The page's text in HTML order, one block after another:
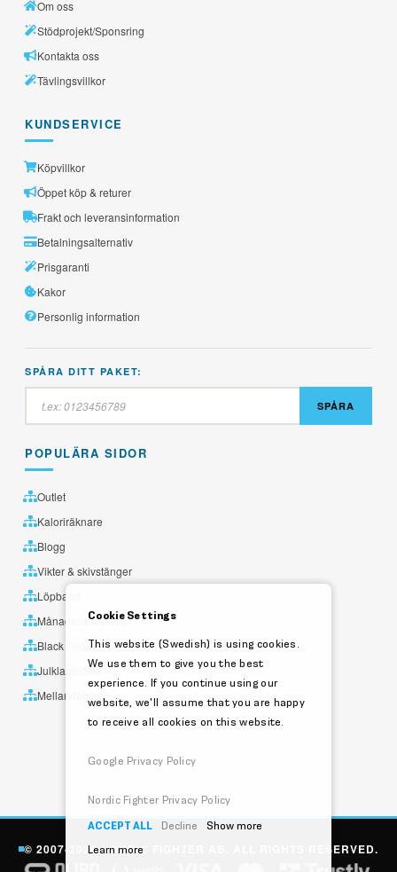
Om oss
Stödprojekt/Sponsring
Kontakta oss
Tävlingsvillkor
KUNDSERVICE
Köpvillkor
Öppet köp & returer
Frakt och leveransinformation
Betalningsalternativ
Prisgaranti
Kakor
Personlig information
SPÅRA DITT PAKET:
SPÅRA
POPULÄRA SIDOR
Outlet
Kaloriräknare
Blogg
Vikter & skivstänger
Löpband
Månadens utvalda
Black Friday
Julklappstips
Mellandagsrea
© 2007-2026 NORDIC FIGHTER AB. ALL RIGHTS RESERVED.
Cookie Settings
This website (Swedish) is using cookies.
We use them to give you the best
experience. If you continue using our
website, we'll assume that you are happy
to receive all cookies on this website.
Google Privacy Policy
Nordic Fighter Privacy Policy
ACCEPT ALL
Decline
Show more
Learn more